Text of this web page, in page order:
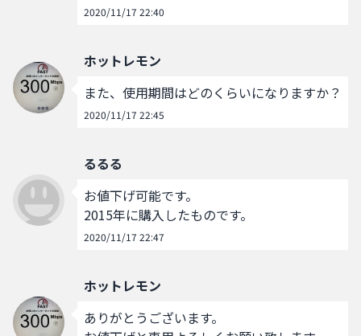
2020/11/17 22:40
ホットレモン
また、使用期間はどのくらいになりますか？
2020/11/17 22:45
るるる
お値下げ可能です。
2015年に購入したものです。
2020/11/17 22:47
ホットレモン
ありがとうございます。